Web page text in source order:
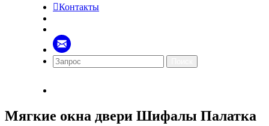
Контакты
Мягкие окна двери Шифалы Палатка